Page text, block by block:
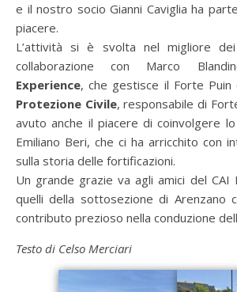
e il nostro socio Gianni Caviglia ha
piacere.
L’attività si è svolta nel migliore
collaborazione con Marco
Experience, che gestisce il Forte Puin
Protezione Civile, responsabile di
avuto anche il piacere di coinvolgere
Emiliano Beri, che ci ha arricchito con
sulla storia delle fortificazioni.
Un grande grazie va agli amici del CAI
quelli della sottosezione di Arenzano
contributo prezioso nella conduzione
Testo di Celso Merciari